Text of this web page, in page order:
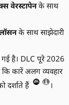
वेरस्टापेनके साथ
के साथ साझेदारी
है। DLC पूरे 2026
कारें अलग व्यवहार
दर्शाते हैं
।